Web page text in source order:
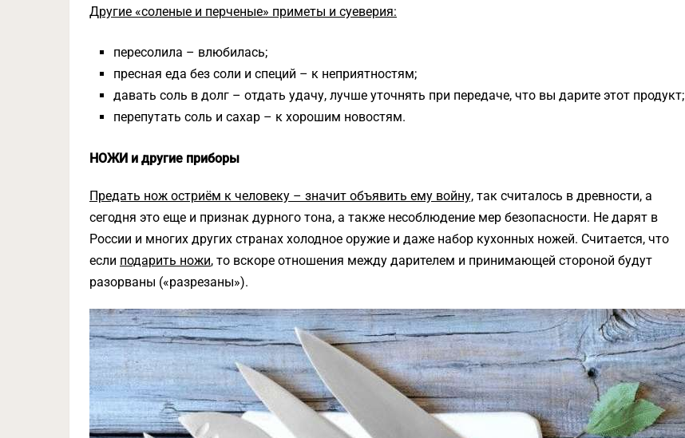
Другие «соленые и перченые» приметы и суеверия:
пересолила – влюбилась;
пресная еда без соли и специй – к неприятностям;
давать соль в долг – отдать удачу, лучше уточнять при передаче, что вы дарите этот продукт;
перепутать соль и сахар – к хорошим новостям.
НОЖИ и другие приборы
Предать нож остриём к человеку – значит объявить ему войну, так считалось в древности, а
сегодня это еще и признак дурного тона, а также несоблюдение мер безопасности. Не дарят в
России и многих других странах холодное оружие и даже набор кухонных ножей. Считается, что
если подарить ножи, то вскоре отношения между дарителем и принимающей стороной будут
разорваны («разрезаны»).